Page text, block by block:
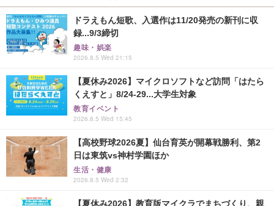
ドラえもん短歌、入選作は11/20発売の新刊に収
録...9/3締切
趣味・娯楽
2026.8.5 Wed 21:15
【夏休み2026】マイクロソフトなど訪問「はたら
くえすと」8/24-29...大学生対象
教育イベント
2026.8.5 Wed 15:45
【高校野球2026夏】仙台育英が開幕戦勝利、第2
日は東筑vs神村学園ほか
生活・健康
2026.8.5 Wed 2:32
【夏休み2026】教育版マイクラでまちづくり、親